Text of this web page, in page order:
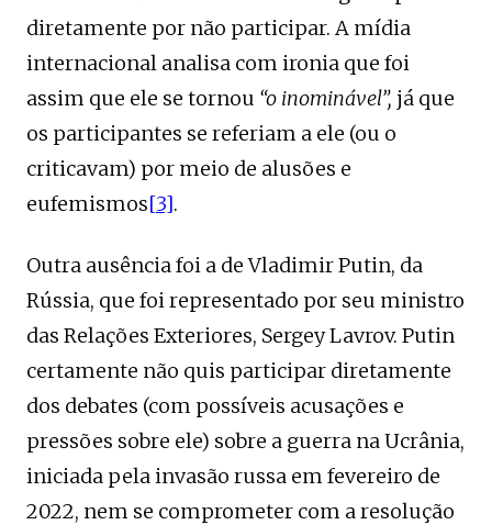
diretamente por não participar. A mídia
internacional analisa com ironia que foi
assim que ele se tornou “o inominável”, já que
os participantes se referiam a ele (ou o
criticavam) por meio de alusões e
eufemismos[3].
Outra ausência foi a de Vladimir Putin, da
Rússia, que foi representado por seu ministro
das Relações Exteriores, Sergey Lavrov. Putin
certamente não quis participar diretamente
dos debates (com possíveis acusações e
pressões sobre ele) sobre a guerra na Ucrânia,
iniciada pela invasão russa em fevereiro de
2022, nem se comprometer com a resolução